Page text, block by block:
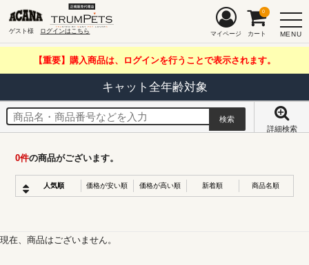
ゲスト様 ログインはこちら MENU
マイページ カート
0
【重要】購入商品は、ログインを行うことで表示されます。
キャット全年齢対象
詳細検索
0件の商品がございます。
人気順 価格が安い順 価格が高い順 新着順 商品名順
現在、商品はございません。